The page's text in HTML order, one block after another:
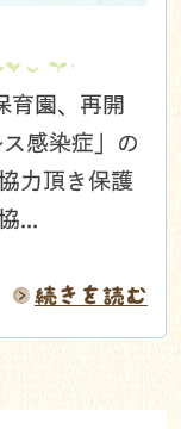
育園、再開
感染症」の
力頂き保護
...
続きを読む